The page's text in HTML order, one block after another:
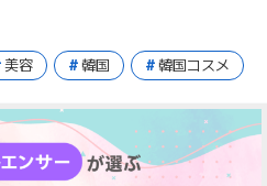
美容 韓国 韓国コスメ